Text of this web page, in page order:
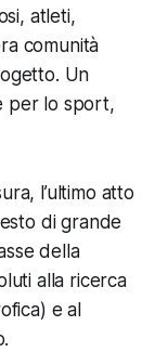
atleti,
comunità
Un
per lo sport,
l’ultimo atto
di grande
della
alla ricerca
e al